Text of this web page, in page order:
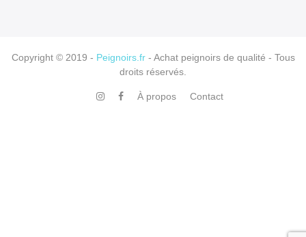
Copyright © 2019 - Peignoirs.fr- Achat peignoirs de qualité - Tous
droits réservés.
À propos Contact